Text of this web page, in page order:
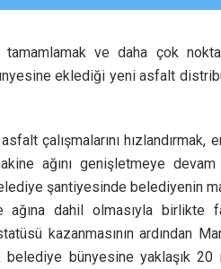
ve daha çok
eklediği yeni asfalt
çalışmalarını hızlandırmak,
ağını genişletmeye
şantiyesinde belediyenin
dahil olmasıyla birlikte
kazanmasının ardından
belediye bünyesine yaklaşık